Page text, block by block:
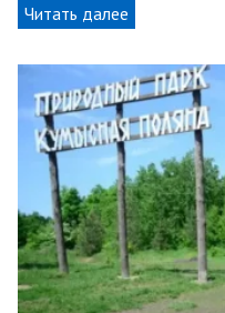
Читать далее